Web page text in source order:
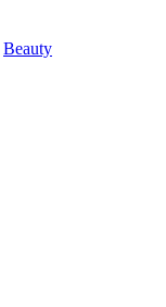
Beauty